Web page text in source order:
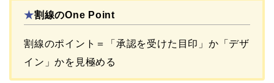
★割線のOne Point
割線のポイント＝「承認を受けた目印」か「デザ
イン」かを見極める